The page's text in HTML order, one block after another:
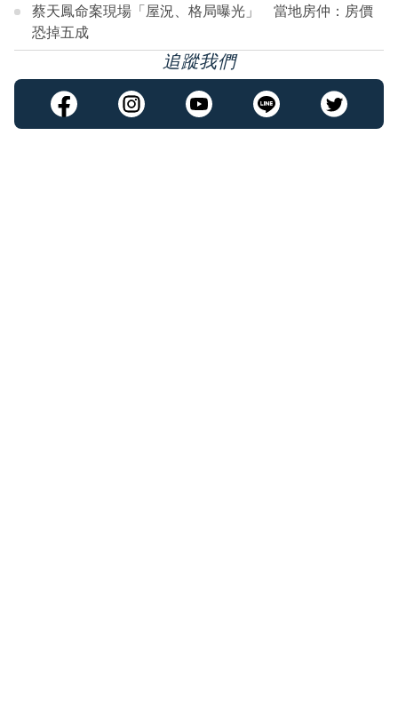
蔡天鳳命案現場「屋況、格局曝光」 當地房仲：房價
恐掉五成
追蹤我們